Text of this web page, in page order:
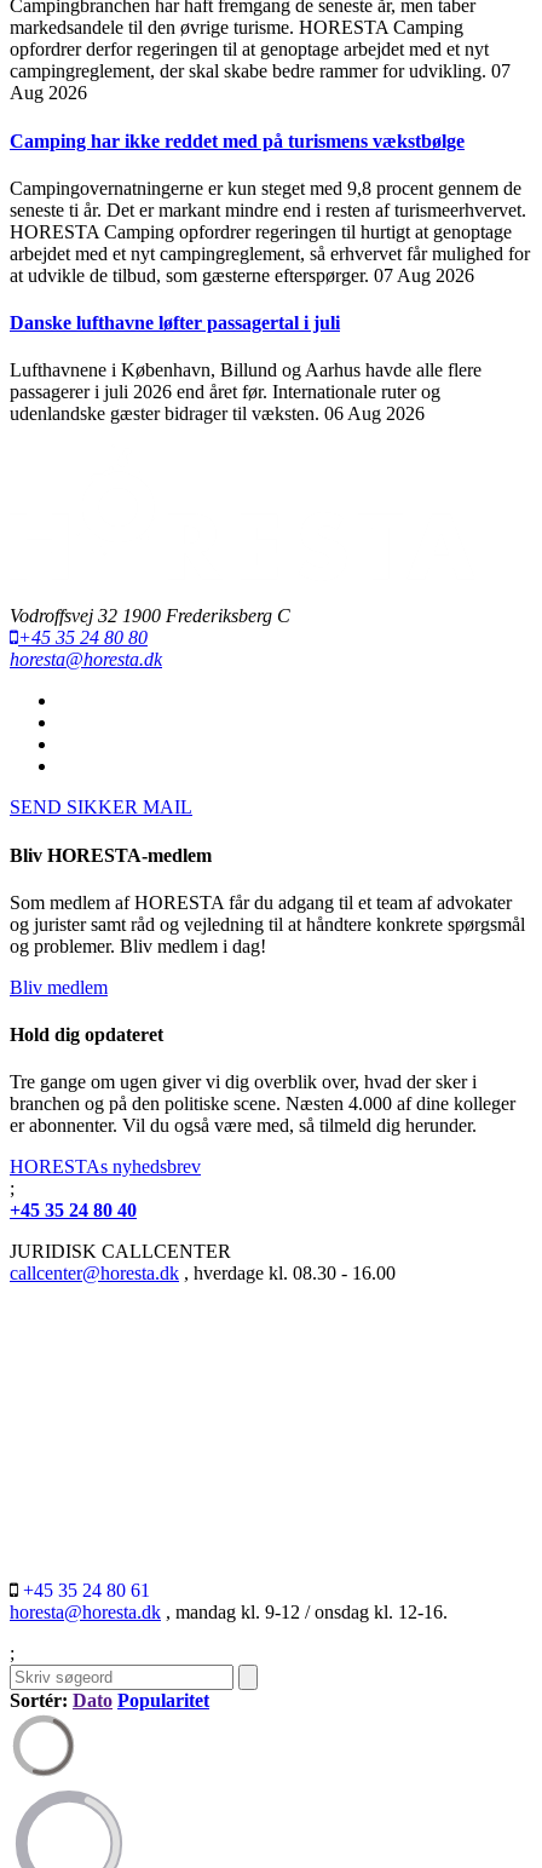
Campingbranchen har haft fremgang de seneste år, men taber
markedsandele til den øvrige turisme. HORESTA Camping
opfordrer derfor regeringen til at genoptage arbejdet med et nyt
campingreglement, der skal skabe bedre rammer for udvikling. 07
Aug 2026
Camping har ikke reddet med på turismens vækstbølge
Campingovernatningerne er kun steget med 9,8 procent gennem de
seneste ti år. Det er markant mindre end i resten af turismeerhvervet.
HORESTA Camping opfordrer regeringen til hurtigt at genoptage
arbejdet med et nyt campingreglement, så erhvervet får mulighed for
at udvikle de tilbud, som gæsterne efterspørger. 07 Aug 2026
Danske lufthavne løfter passagertal i juli
Lufthavnene i København, Billund og Aarhus havde alle flere
passagerer i juli 2026 end året før. Internationale ruter og
udenlandske gæster bidrager til væksten. 06 Aug 2026
Vodroffsvej 32 1900 Frederiksberg C
+45 35 24 80 80
horesta@horesta.dk
SEND SIKKER MAIL
Bliv HORESTA-medlem
Som medlem af HORESTA får du adgang til et team af advokater
og jurister samt råd og vejledning til at håndtere konkrete spørgsmål
og problemer. Bliv medlem i dag!
Bliv medlem
Hold dig opdateret
Tre gange om ugen giver vi dig overblik over, hvad der sker i
branchen og på den politiske scene. Næsten 4.000 af dine kolleger
er abonnenter. Vil du også være med, så tilmeld dig herunder.
HORESTAs nyhedsbrev
;
+45 35 24 80 40
JURIDISK CALLCENTER
callcenter@horesta.dk , hverdage kl. 08.30 - 16.00
+45 35 24 80 61
horesta@horesta.dk , mandag kl. 9-12 / onsdag kl. 12-16.
;
Sortér: Dato Popularitet